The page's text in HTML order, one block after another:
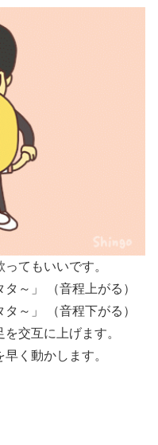
てもいいです。
～」 （音程上がる）
～」 （音程下がる）
交互に上げます。
く動かします。